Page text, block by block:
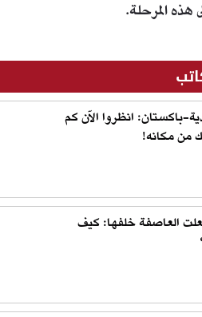
المرحلة.
باكستان: انظروا الآن كم
من مكانه!
العاصفة خلفها: كيف